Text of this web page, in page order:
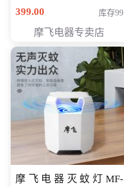
员专享价268元
399.00 库存99
摩飞电器专卖店
摩飞电器灭蚊灯MF-